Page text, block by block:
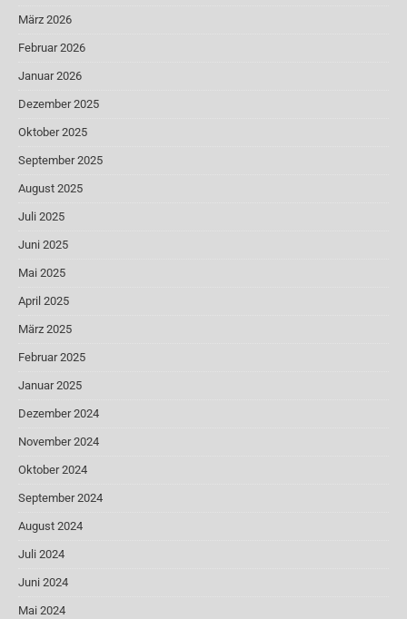
März 2026
Februar 2026
Januar 2026
Dezember 2025
Oktober 2025
September 2025
August 2025
Juli 2025
Juni 2025
Mai 2025
April 2025
März 2025
Februar 2025
Januar 2025
Dezember 2024
November 2024
Oktober 2024
September 2024
August 2024
Juli 2024
Juni 2024
Mai 2024